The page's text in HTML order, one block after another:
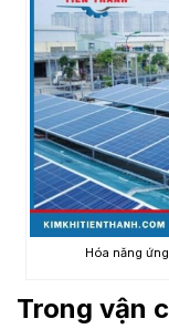
Hóa năng
Trong vận